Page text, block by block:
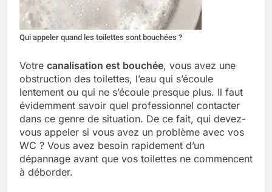
Qui appeler quand les toilettes sont bouchées ?
Votre canalisation est bouchée, vous avez une
obstruction des toilettes, l’eau qui s’écoule
lentement ou qui ne s’écoule presque plus. Il faut
évidemment savoir quel professionnel contacter
dans ce genre de situation. De ce fait, qui devez-
vous appeler si vous avez un problème avec vos
WC ? Vous avez besoin rapidement d’un
dépannage avant que vos toilettes ne commencent
à déborder.